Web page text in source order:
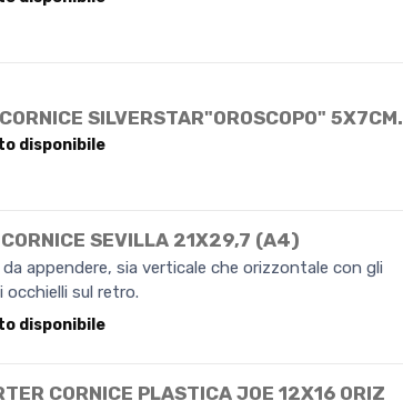
SILVERSTAR"OROSCOPO" 5X7CM.
disponibile
SEVILLA 21X29,7 (A4)
da appendere, sia verticale che orizzontale con gli
occhielli sul retro.
disponibile
CORNICE PLASTICA JOE 12X16 ORIZ